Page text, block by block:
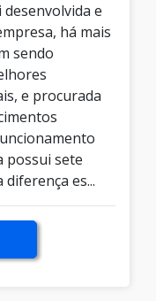
e
há mais
sendo
e procurada
possui sete
es...